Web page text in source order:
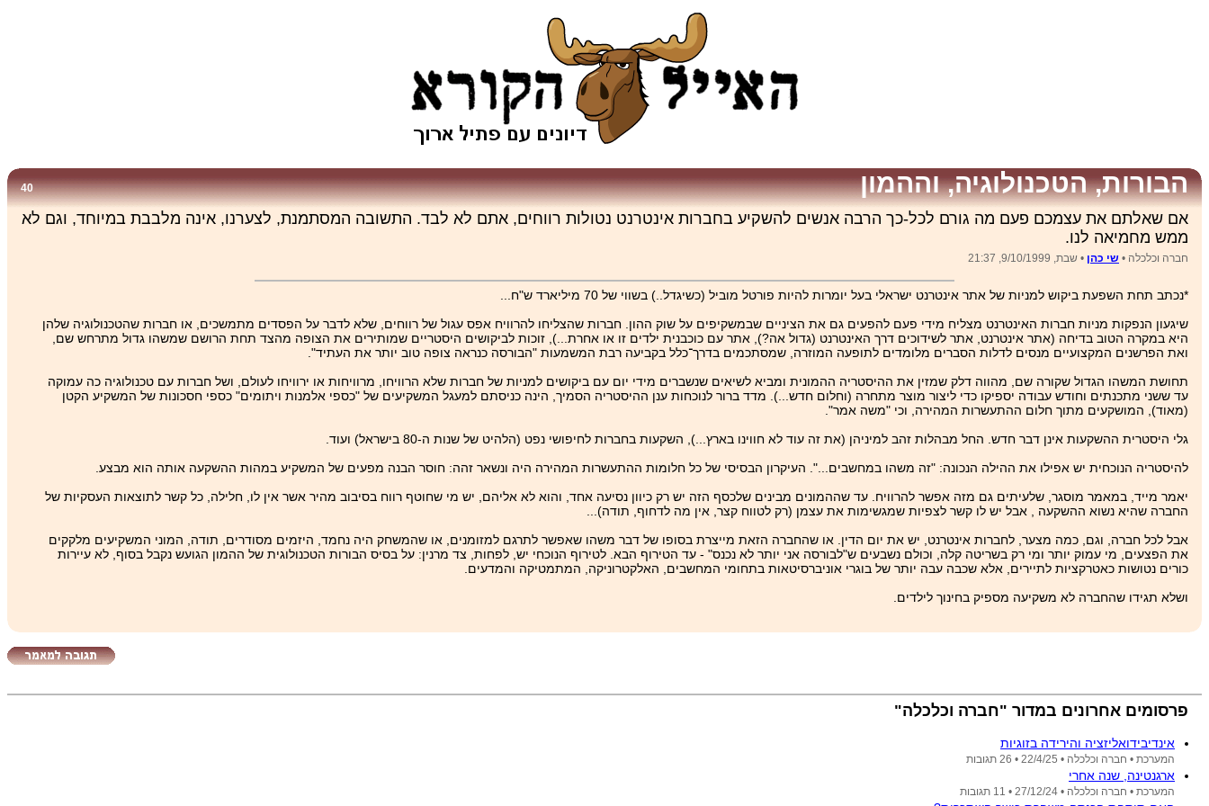
הבורות, הטכנולוגיה, וההמון 40
אם שאלתם את עצמכם פעם מה גורם לכל-כך הרבה אנשים להשקיע בחברות אינטרנט נטולות רווחים, אתם לא לבד. התשובה המסתמנת, לצערנו, אינה מלבבת במיוחד, וגם לא
ממש מחמיאה לנו.
חברה וכלכלה • שי כהן • שבת, 9/10/1999, 21:37
*נכתב תחת השפעת ביקוש למניות של אתר אינטרנט ישראלי בעל יומרות להיות פורטל מוביל (כשיגדל..) בשווי של 70 מיליארד ש"ח...
שיגעון הנפקות מניות חברות האינטרנט מצליח מידי פעם להפעים גם את הציניים שבמשקיפים על שוק ההון. חברות שהצליחו להרוויח אפס עגול של רווחים, שלא לדבר על הפסדים מתמשכים, או חברות שהטכנולוגיה שלהן
היא במקרה הטוב בדיחה (אתר אינטרנט, אתר לשידוכים דרך האינטרנט (גדול אה?), אתר עם כוכבנית ילדים זו או אחרת...), זוכות לביקושים היסטריים שמותירים את הצופה מהצד תחת הרושם שמשהו גדול מתרחש שם,
ואת הפרשנים המקצועיים מנסים לדלות הסברים מלומדים לתופעה המוזרה, שמסתכמים בדרך־כלל בקביעה רבת המשמעות "הבורסה כנראה צופה טוב יותר את העתיד".
תחושת המשהו הגדול שקורה שם, מהווה דלק שמזין את ההיסטריה ההמונית ומביא לשיאים שנשברים מידי יום עם ביקושים למניות של חברות שלא הרוויחו, מרוויחות או ירוויחו לעולם, ושל חברות עם טכנולוגיה כה עמוקה
עד ששני מתכנתים וחודש עבודה יספיקו כדי ליצור מוצר מתחרה (וחלום חדש...). מדד ברור לנוכחות ענן ההיסטריה הסמיך, הינה כניסתם למעגל המשקיעים של "כספי אלמנות ויתומים" כספי חסכונות של המשקיע הקטן
(מאוד), המושקעים מתוך חלום ההתעשרות המהירה, וכי "משה אמר".
גלי היסטרית ההשקעות אינן דבר חדש. החל מבהלות זהב למיניהן (את זה עוד לא חווינו בארץ...), השקעות בחברות לחיפושי נפט (הלהיט של שנות ה-‏80 בישראל) ועוד.
להיסטריה הנוכחית יש אפילו את ההילה הנכונה: "זה משהו במחשבים...". העיקרון הבסיסי של כל חלומות ההתעשרות המהירה היה ונשאר זהה: חוסר הבנה מפעים של המשקיע במהות ההשקעה אותה הוא מבצע.
יאמר מייד, במאמר מוסגר, שלעיתים גם מזה אפשר להרוויח. עד שההמונים מבינים שלכסף הזה יש רק כיוון נסיעה אחד, והוא לא אליהם, יש מי שחוטף רווח בסיבוב מהיר אשר אין לו, חלילה, כל קשר לתוצאות העסקיות של
החברה שהיא נשוא ההשקעה , אבל יש לו קשר לצפיות שמגשימות את עצמן (רק לטווח קצר, אין מה לדחוף, תודה)...
אבל לכל חברה, וגם, כמה מצער, לחברות אינטרנט, יש את יום הדין. או שהחברה הזאת מייצרת בסופו של דבר משהו שאפשר לתרגם למזומנים, או שהמשחק היה נחמד, היזמים מסודרים, תודה, המוני המשקיעים מלקקים
את הפצעים, מי עמוק יותר ומי רק בשריטה קלה, וכולם נשבעים ש"לבורסה אני יותר לא נכנס" - עד הטירוף הבא. לטירוף הנוכחי יש, לפחות, צד מרנין: על בסיס הבורות הטכנולוגית של ההמון הגועש נקבל בסוף, לא עיירות
כורים נטושות כאטרקציות לתיירים, אלא שכבה עבה יותר של בוגרי אוניברסיטאות בתחומי המחשבים, האלקטרוניקה, המתמטיקה והמדעים.
ושלא תגידו שהחברה לא משקיעה מספיק בחינוך לילדים.
פרסומים אחרונים במדור "חברה וכלכלה"
אינדיבידואליזציה והירידה בזוגיות
המערכת • חברה וכלכלה • 22/4/25 • 26 תגובות
ארגנטינה, שנה אחרי
המערכת • חברה וכלכלה • 27/12/24 • 11 תגובות